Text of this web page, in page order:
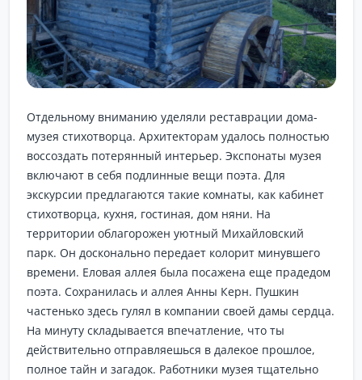
Отдельному вниманию уделяли реставрации дома-
музея стихотворца. Архитекторам удалось полностью
воссоздать потерянный интерьер. Экспонаты музея
включают в себя подлинные вещи поэта. Для
экскурсии предлагаются такие комнаты, как кабинет
стихотворца, кухня, гостиная, дом няни. На
территории облагорожен уютный Михайловский
парк. Он досконально передает колорит минувшего
времени. Еловая аллея была посажена еще прадедом
поэта. Сохранилась и аллея Анны Керн. Пушкин
частенько здесь гулял в компании своей дамы сердца.
На минуту складывается впечатление, что ты
действительно отправляешься в далекое прошлое,
полное тайн и загадок. Работники музея тщательно